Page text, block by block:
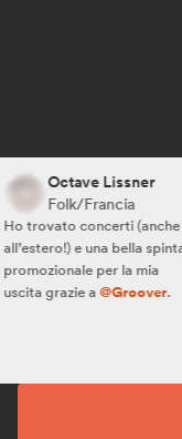
Octave Lissner
Folk/Francia
trovato concerti (anche
e una bella spinta
per la mia
grazie a@Groover.